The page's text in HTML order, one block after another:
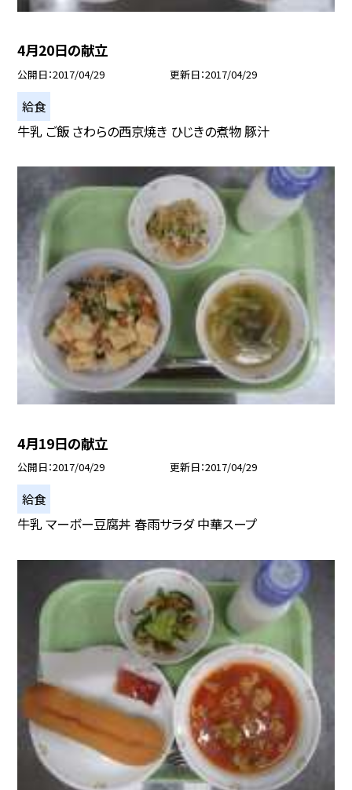
4月20日の献立
公開日 2017/04/29 更新日 2017/04/29
給食
牛乳 ご飯 さわらの西京焼き ひじきの煮物 豚汁
4月19日の献立
公開日 2017/04/29 更新日 2017/04/29
給食
牛乳 マーボー豆腐丼 春雨サラダ 中華スープ